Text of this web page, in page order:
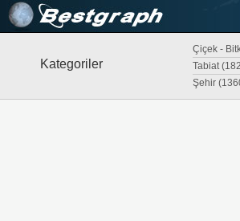
Kategoriler
Çiçek -
Tabiat
Şehir